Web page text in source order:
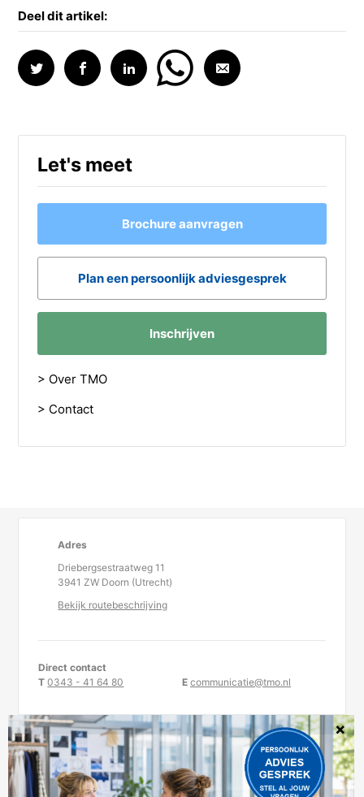
Deel dit artikel:
Let's meet
Brochure aanvragen
Plan een persoonlijk adviesgesprek
Inschrijven
> Over TMO
> Contact
Adres
Driebergsestraatweg 11
3941 ZW Doorn (Utrecht)
Bekijk routebeschrijving
Direct contact
T0343 - 41 64 80 E communicatie@tmo.nl
KvK-nummer 30234957
TMO is statutair gevestigd te Doorn.